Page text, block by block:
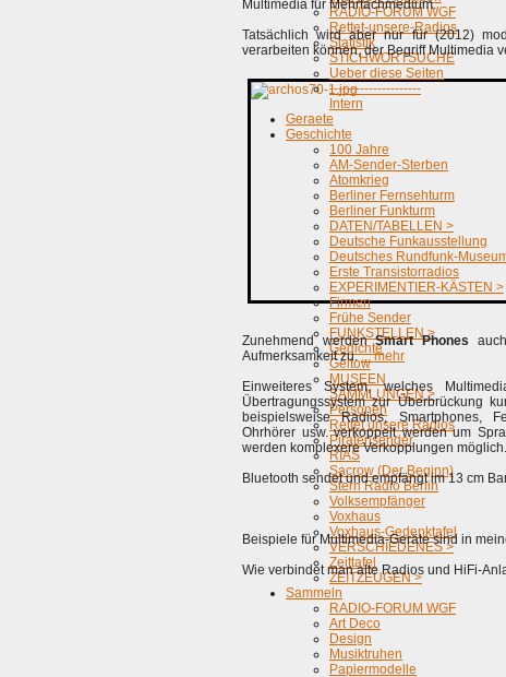
RADIO-FORUM WGF
Rettet-unsere-Radios
Statistik
STICHWORTSUCHE
Ueber diese Seiten
---------------------
Intern
Geraete
Geschichte
100 Jahre
AM-Sender-Sterben
Atomkrieg
Berliner Fernsehturm
Berliner Funkturm
DATEN/TABELLEN >
Deutsche Funkausstellung
Deutsches Rundfunk-
Erste Transistorradios
EXPERIMENTIER-KÄSTEN >
Firmen
Frühe Sender
FUNKSTELLEN >
Gedichte
Geltow
MUSEEN
SAMMLUNGEN >
Personen
Rettet unsere Radios
Piratensender
RIAS
Sacrow (Der Beginn)
Stern Radio Berlin
Volksempfänger
Voxhaus
Voxhaus-Gedenktafel
VERSCHIEDENES >
Zeittafel
ZEITZEUGEN >
Sammeln
RADIO-FORUM WGF
Art Deco
Design
Musiktruhen
Papiermodelle
Multimedia für Mehrfachmedium.
Tatsächlich wird aber nur für (2012)
verarbeiten können, der Begriff Multimedia
Zunehmend werdenSmart Phones
Aufmerksamkeit zu.... mehr
Einweiteres System, welches
Übertragungssystem zur Überbrückung
beispielsweise Radios, Smartphones,
Ohrhörer usw. verkoppelt werden um
werden komplexere Verkopplungen möglich.
Bluetooth sendet und empfängt im 13 cm
Beispiele für Multimedia-Geräte sind in
Wie verbindet man alte Radios und HiFi-